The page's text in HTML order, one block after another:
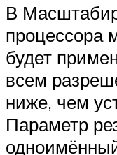
В
процессора
будет
всем
ниже, чем
Параметр